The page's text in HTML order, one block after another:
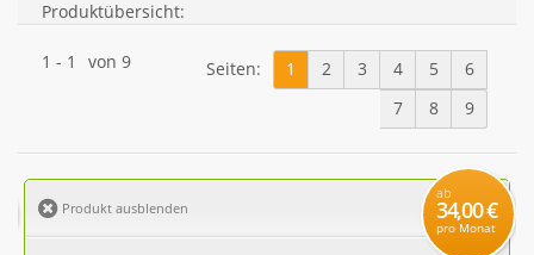
Produktübersicht:
1 - 1 von 9 Seiten: 1 2 3 4 5
6
7
8 9
Produkt ausblenden
ab
34,00 €
pro Monat